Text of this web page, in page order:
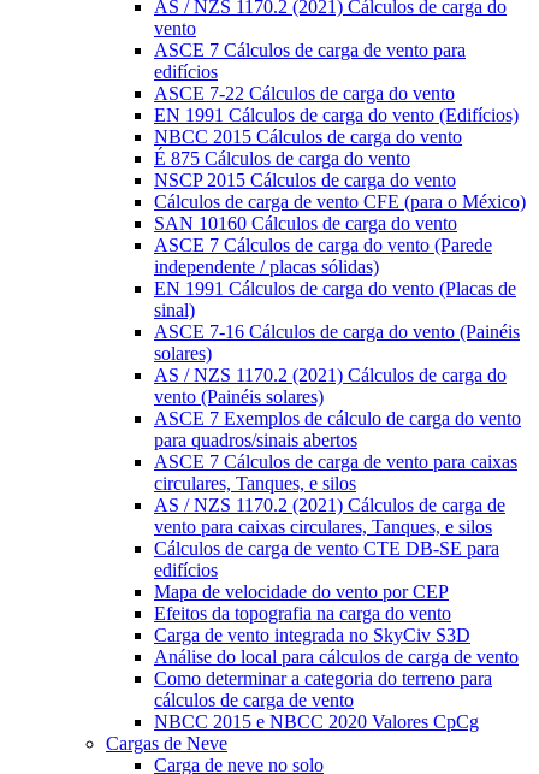
AS / NZS 1170.2 (2021) Cálculos de carga do
vento
ASCE 7 Cálculos de carga de vento para
edifícios
ASCE 7-22 Cálculos de carga do vento
EN 1991 Cálculos de carga do vento (Edifícios)
NBCC 2015 Cálculos de carga do vento
É 875 Cálculos de carga do vento
NSCP 2015 Cálculos de carga do vento
Cálculos de carga de vento CFE (para o México)
SAN 10160 Cálculos de carga do vento
ASCE 7 Cálculos de carga do vento (Parede
independente / placas sólidas)
EN 1991 Cálculos de carga do vento (Placas de
sinal)
ASCE 7-16 Cálculos de carga do vento (Painéis
solares)
AS / NZS 1170.2 (2021) Cálculos de carga do
vento (Painéis solares)
ASCE 7 Exemplos de cálculo de carga do vento
para quadros/sinais abertos
ASCE 7 Cálculos de carga de vento para caixas
circulares, Tanques, e silos
AS / NZS 1170.2 (2021) Cálculos de carga de
vento para caixas circulares, Tanques, e silos
Cálculos de carga de vento CTE DB-SE para
edifícios
Mapa de velocidade do vento por CEP
Efeitos da topografia na carga do vento
Carga de vento integrada no SkyCiv S3D
Análise do local para cálculos de carga de vento
Como determinar a categoria do terreno para
cálculos de carga de vento
NBCC 2015 e NBCC 2020 Valores CpCg
Cargas de Neve
Carga de neve no solo